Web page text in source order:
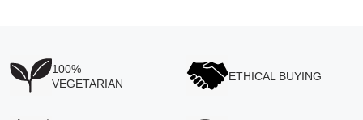
100%
VEGETARIAN
ETHICAL BUYING